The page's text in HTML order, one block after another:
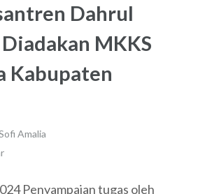
Dahrul
MKKS
Kabupaten
Amalia
Penyampaian tugas oleh